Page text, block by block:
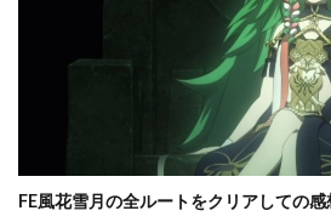
FE風花雪月の全ルートをクリアしての感